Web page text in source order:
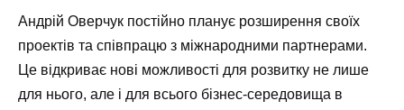
Андрій Оверчук постійно планує розширення своїх
проектів та співпрацю з міжнародними партнерами.
Це відкриває нові можливості для розвитку не лише
для нього, але і для всього бізнес-середовища в